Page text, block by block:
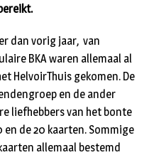
dan vorig jaar, van
BKA waren allemaal al
HelvoirThuis gekomen. De
en de ander
liefhebbers van het bonte
de 20 kaarten. Sommige
allemaal bestemd